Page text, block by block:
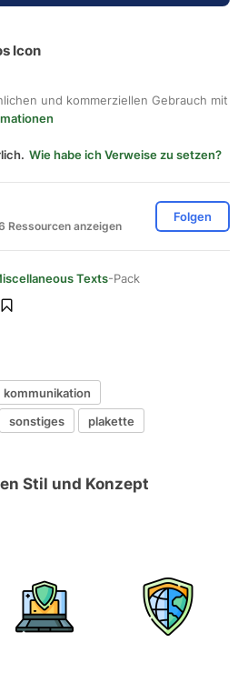
Icon
und kommerziellen Gebrauch mit
Wie habe ich Verweise zu setzen?
Ressourcen anzeigen
Folgen
Texts-Pack
kommunikation
sonstiges plakette
Stil und Konzept